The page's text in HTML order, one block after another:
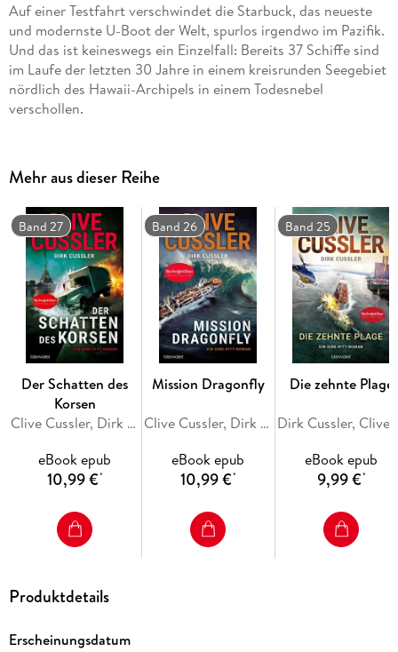
Auf einer Testfahrt verschwindet die Starbuck, das neueste
und modernste U-Boot der Welt, spurlos irgendwo im Pazifik.
Und das ist keineswegs ein Einzelfall: Bereits 37 Schiffe sind
im Laufe der letzten 30 Jahre in einem kreisrunden Seegebiet
nördlich des Hawaii-Archipels in einem Todesnebel
verschollen.
Mehr aus dieser Reihe
Band 27
Der Schatten des
Korsen
Clive Cussler, Dirk Cussler
eBook epub
10,99 €*
Band 26
Mission Dragonfly
Clive Cussler, Dirk Cussler
eBook epub
10,99 €*
Band 25
Die zehnte Plage
eBook epub
9,99 €*
Produktdetails
Erscheinungsdatum